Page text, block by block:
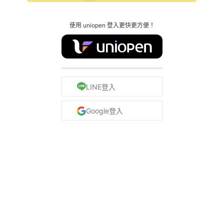
使用 uniopen 登入更快更方便！
LINE登入
Google登入